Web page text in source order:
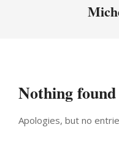
Nothing found
Apologies, but no